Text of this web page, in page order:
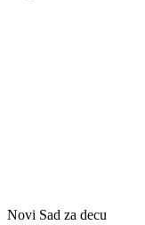
Novi Sad za decu